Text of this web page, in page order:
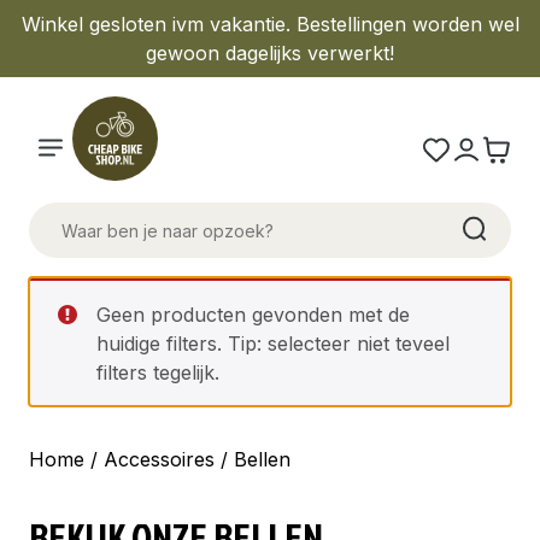
Winkel gesloten ivm vakantie. Bestellingen worden wel
gewoon dagelijks verwerkt!
Geen producten gevonden met de
huidige filters. Tip: selecteer niet teveel
filters tegelijk.
Home / Accessoires / Bellen